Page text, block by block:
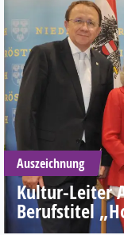
Auszeichnung
Kultur-Leiter
Berufstitel